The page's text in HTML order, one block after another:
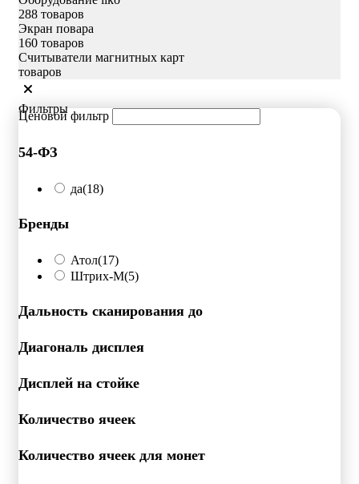
288 товаров
Экран повара
160 товаров
Считыватели магнитных карт
товаров
Фильтры
Ценовой фильтр
54-ФЗ
да(18)
Бренды
Атол(17)
Штрих-М(5)
Дальность сканирования до
Диагональ дисплея
Дисплей на стойке
Количество ячеек
Количество ячеек для монет